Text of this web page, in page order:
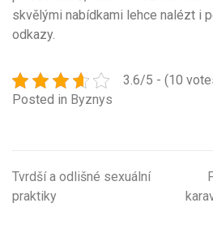
skvělými nabídkami lehce nalézt i
odkazy.
3.6/5 - (10
Posted in Byznys
Navigace
pro
Tvrdší a odlišné sexuální
praktiky